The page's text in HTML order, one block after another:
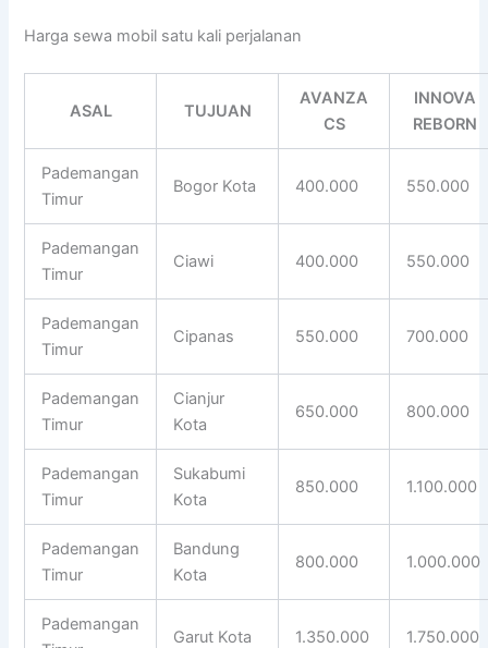
Harga sewa mobil satu kali perjalanan
ASAL TUJUAN
AVANZA
CS
INNOVA
REBORN
Pademangan
Timur
Bogor Kota 400.000 550.000
Pademangan
Timur
Ciawi 400.000 550.000
Pademangan
Timur
Cipanas 550.000 700.000
Pademangan
Timur
Cianjur
Kota
650.000 800.000
Pademangan
Timur
Sukabumi
Kota
850.000 1.100.000
Pademangan
Timur
Bandung
Kota
800.000 1.000.000
Pademangan
Garut Kota 1.350.000 1.750.000